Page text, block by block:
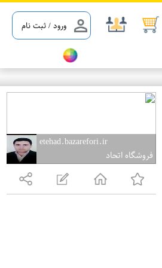
ورود / ثبت نام
etehad.bazarefori.ir
فروشگاه اتحاد